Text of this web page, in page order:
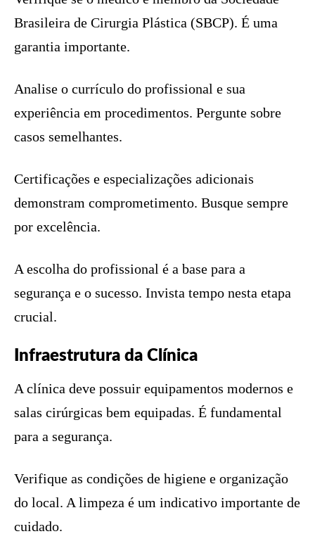
Brasileira de Cirurgia Plástica (SBCP). É uma
garantia importante.
Analise o currículo do profissional e sua
experiência em procedimentos. Pergunte sobre
casos semelhantes.
Certificações e especializações adicionais
demonstram comprometimento. Busque sempre
por excelência.
A escolha do profissional é a base para a
segurança e o sucesso. Invista tempo nesta etapa
crucial.
Infraestrutura da Clínica
A clínica deve possuir equipamentos modernos e
salas cirúrgicas bem equipadas. É fundamental
para a segurança.
Verifique as condições de higiene e organização
do local. A limpeza é um indicativo importante de
cuidado.